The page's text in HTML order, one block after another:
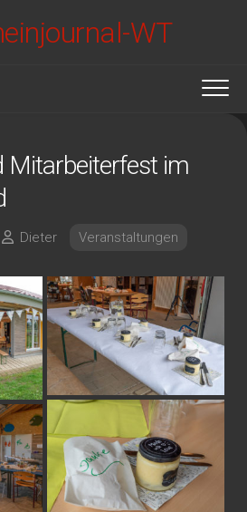
WT
Mitarbeiterfest im
Dieter Veranstaltungen